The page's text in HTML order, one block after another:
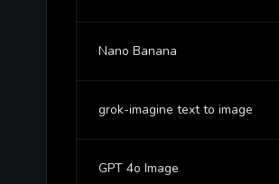
Nano Banana
grok-imagine text to image
GPT 4o Image